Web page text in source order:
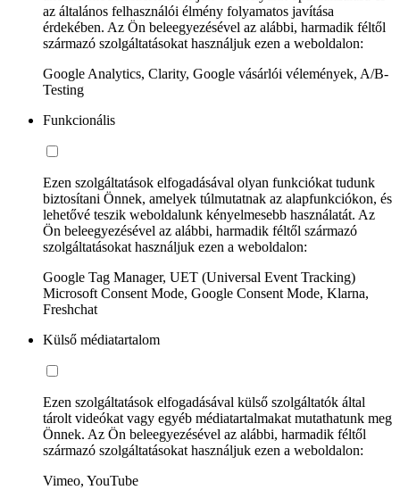
az általános felhasználói élmény folyamatos javítása
érdekében. Az Ön beleegyezésével az alábbi, harmadik féltől
származó szolgáltatásokat használjuk ezen a weboldalon:
Google Analytics, Clarity, Google vásárlói vélemények, A/B-
Testing
Funkcionális
Ezen szolgáltatások elfogadásával olyan funkciókat tudunk
biztosítani Önnek, amelyek túlmutatnak az alapfunkciókon, és
lehetővé teszik weboldalunk kényelmesebb használatát. Az
Ön beleegyezésével az alábbi, harmadik féltől származó
szolgáltatásokat használjuk ezen a weboldalon:
Google Tag Manager, UET (Universal Event Tracking)
Microsoft Consent Mode, Google Consent Mode, Klarna,
Freshchat
Külső médiatartalom
Ezen szolgáltatások elfogadásával külső szolgáltatók által
tárolt videókat vagy egyéb médiatartalmakat mutathatunk meg
Önnek. Az Ön beleegyezésével az alábbi, harmadik féltől
származó szolgáltatásokat használjuk ezen a weboldalon:
Vimeo, YouTube